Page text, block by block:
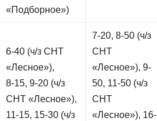
«Подборное»)
6-40 (ч/з СНТ
«Лесное»),
8-15, 9-20 (ч/з
СНТ «Лесное»),
11-15, 15-30 (ч/з
7-20, 8-50 (ч/з
СНТ
«Лесное»), 9-
50, 11-50 (ч/з
СНТ
«Лесное»), 16-